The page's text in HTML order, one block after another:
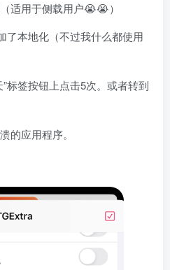
适用于侧载用户😭😭）
了本地化（不过我什么都使用
标签按钮上点击5次。或者转到
的应用程序。